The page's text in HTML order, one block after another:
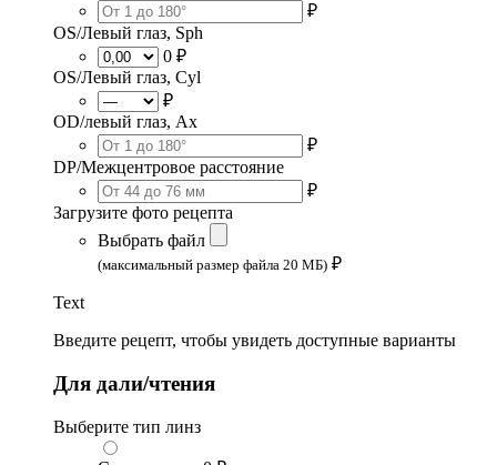
₽
OS/Левый глаз, Sph
0 ₽
OS/Левый глаз, Cyl
₽
OD/левый глаз, Ax
₽
DP/Межцентровое расстояние
₽
Загрузите фото рецепта
Выбрать файл
(максимальный размер файла 20 МБ) ₽
Text
Введите рецепт, чтобы увидеть доступные варианты
Для дали/чтения
Выберите тип линз